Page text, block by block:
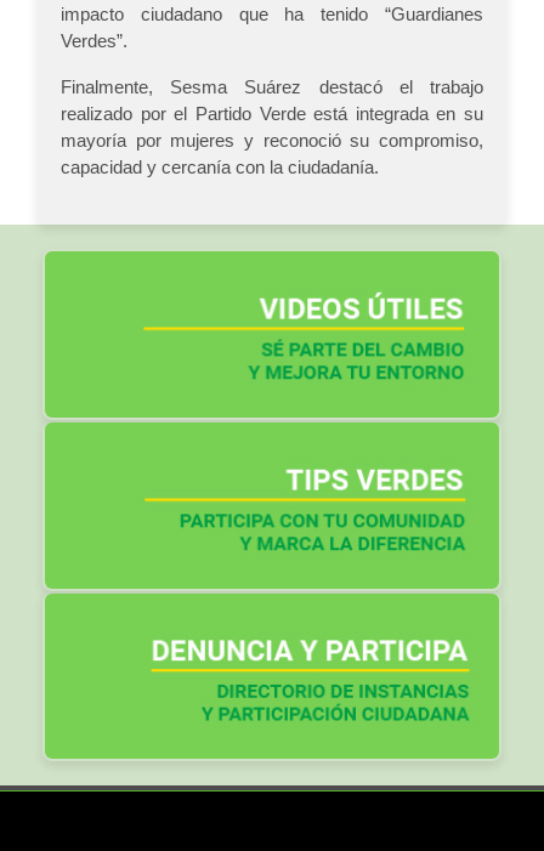
impacto ciudadano que ha tenido “Guardianes
Verdes”.
Finalmente, Sesma Suárez destacó el trabajo
realizado por el Partido Verde está integrada en su
mayoría por mujeres y reconoció su compromiso,
capacidad y cercanía con la ciudadanía.